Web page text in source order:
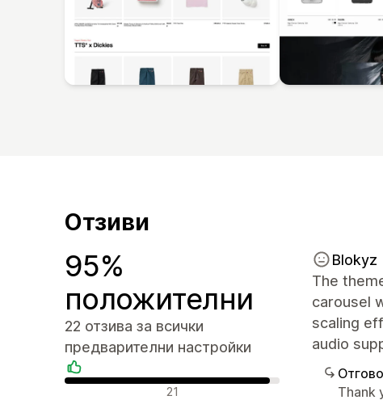
Отзиви
95%
положителни
22 отзива за всички
предварителни настройки
Положителни отзиви
21
Blokyz
The
carousel
scaling
audio
Thank